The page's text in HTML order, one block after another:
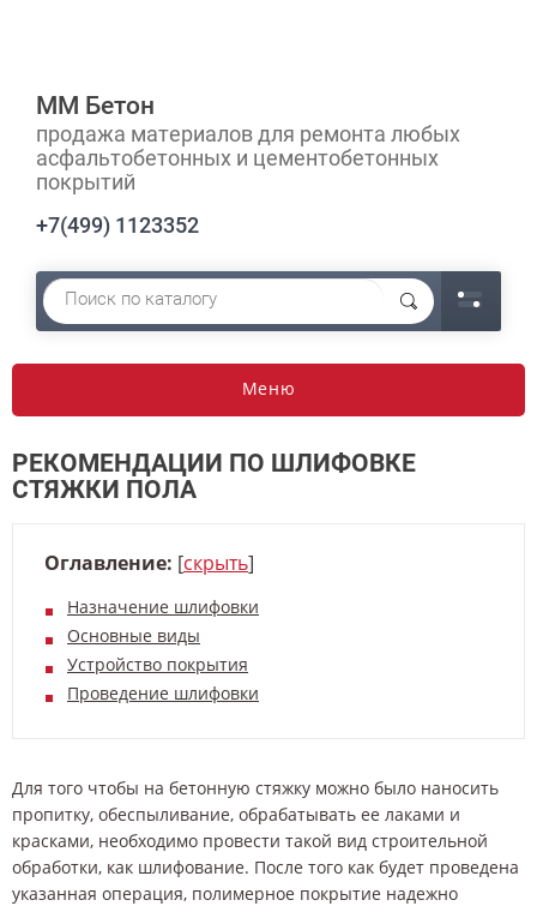
ММ Бетон
продажа материалов для ремонта любых
асфальтобетонных и цементобетонных
покрытий
+7(499) 1123352
Меню
РЕКОМЕНДАЦИИ ПО ШЛИФОВКЕ
СТЯЖКИ ПОЛА
Оглавление: [скрыть]
Назначение шлифовки
Основные виды
Устройство покрытия
Проведение шлифовки
Для того чтобы на бетонную стяжку можно было наносить
пропитку, обеспыливание, обрабатывать ее лаками и
красками, необходимо провести такой вид строительной
обработки, как шлифование. После того как будет проведена
указанная операция, полимерное покрытие надежно